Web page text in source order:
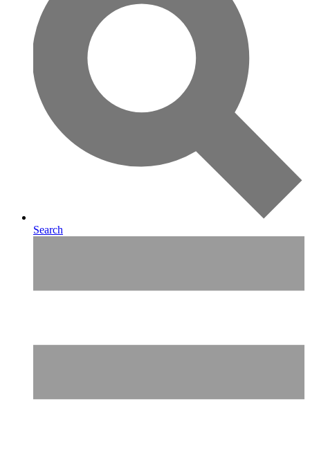
Search